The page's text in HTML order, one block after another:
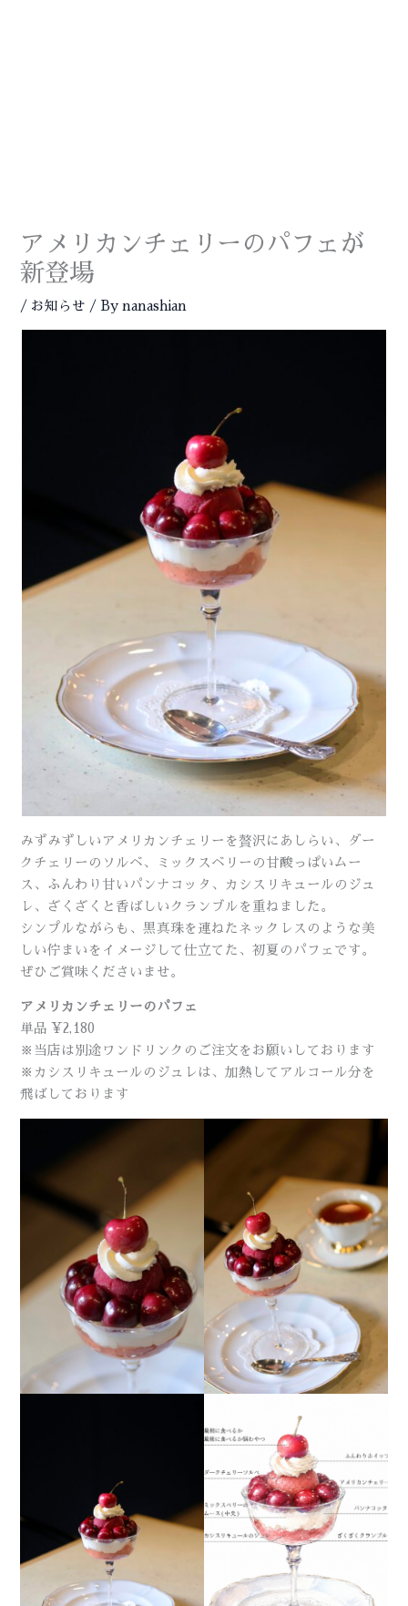
アメリカンチェリーのパフェが
新登場
/ お知らせ / Bynanashian
みずみずしいアメリカンチェリーを贅沢にあしらい、ダー
クチェリーのソルベ、ミックスベリーの甘酸っぱいムー
ス、ふんわり甘いパンナコッタ、カシスリキュールのジュ
レ、ざくざくと香ばしいクランブルを重ねました。
シンプルながらも、黒真珠を連ねたネックレスのような美
しい佇まいをイメージして仕立てた、初夏のパフェです。
ぜひご賞味くださいませ。
アメリカンチェリーのパフェ
単品 ¥2,180
※当店は別途ワンドリンクのご注文をお願いしております
※カシスリキュールのジュレは、加熱してアルコール分を
飛ばしております